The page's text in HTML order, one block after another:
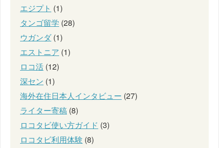
エジプト (1)
タンゴ留学 (28)
ウガンダ(1)
エストニア (1)
ロコ活 (12)
深セン (1)
海外在住日本人インタビュー (27)
ライター寄稿 (8)
ロコタビ使い方ガイド (3)
ロコタビ利用体験 (8)